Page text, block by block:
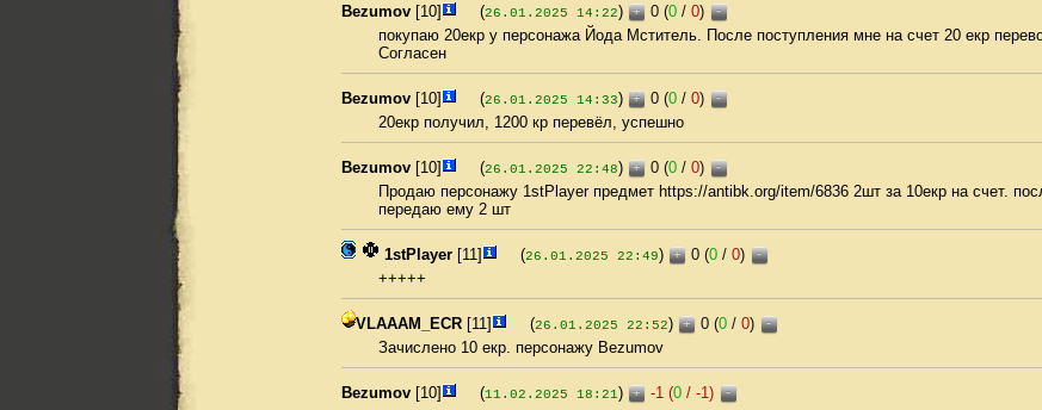
Bezumov[10] (26.01.2025 14:22) + 0 (0/ 0) -
покупаю 20екр у персонажа Йода Мститель. После поступления мне на счет 20 екр
Согласен
Bezumov[10] (26.01.2025 14:33) + 0 (0/ 0) -
20екр получил, 1200 кр перевёл, успешно
Bezumov[10] (26.01.2025 22:48) + 0 (0/ 0) -
Продаю персонажу 1stPlayer предмет https://antibk.org/item/6836 2шт за 10екр на счет.
передаю ему 2 шт
1stPlayer[11] (26.01.2025 22:49) + 0 (0/ 0) -
+++++
VLAAAM_ECR[11] (26.01.2025 22:52) + 0 (0/ 0) -
Зачислено 10 екр. персонажу Bezumov
Bezumov[10] (11.02.2025 18:21) + -1 (0/ -1) -